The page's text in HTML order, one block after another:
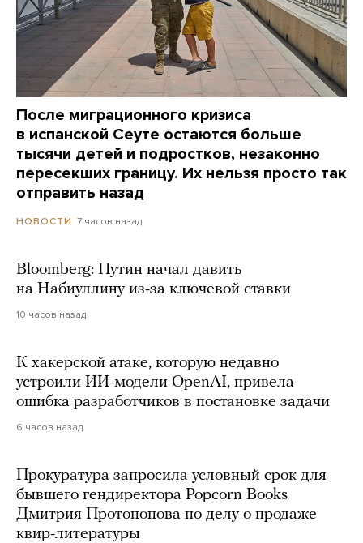
После миграционного кризиса
в испанской Сеуте остаются больше
тысячи детей и подростков, незаконно
пересекших границу. Их нельзя просто так
отправить назад
НОВОСТИ 7 часов назад
Bloomberg: Путин начал давить
на Набиуллину из-за ключевой ставки
10 часов назад
К хакерской атаке, которую недавно
устроили ИИ-модели OpenAI, привела
ошибка разработчиков в постановке задачи
6 часов назад
Прокуратура запросила условный срок для
бывшего гендиректора Popcorn Books
Дмитрия Протопопова по делу о продаже
квир-литературы